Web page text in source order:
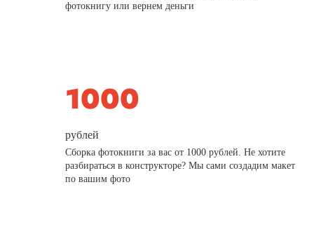
фотокнигу или вернем деньги
рублей
Сборка фотокниги за вас от 1000 рублей. Не хотите
разбираться в конструкторе? Мы сами создадим макет
по вашим фото